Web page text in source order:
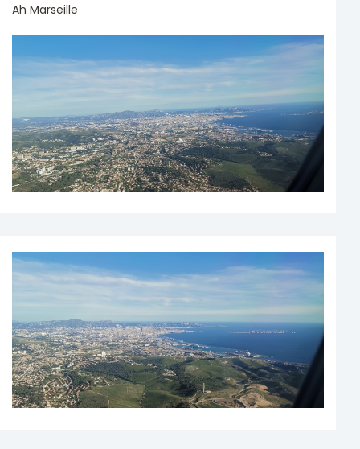
Ah Marseille